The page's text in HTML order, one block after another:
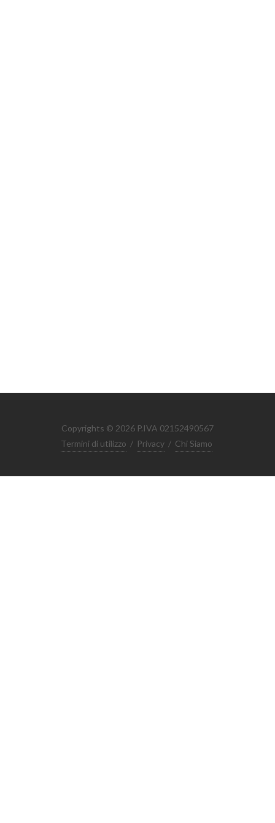
Copyrights © 2026 P.IVA 02152490567
Termini di utilizzo / Privacy / Chi Siamo